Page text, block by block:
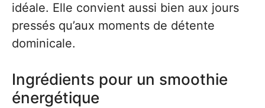
idéale. Elle convient aussi bien aux jours
pressés qu’aux moments de détente
dominicale.
Ingrédients pour un smoothie
énergétique